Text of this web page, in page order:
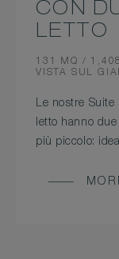
CON
LETTO
ROOM
SIZE
131 MQ /
VIEW
VISTA SUL
Le nostre
letto hanno
più piccolo: